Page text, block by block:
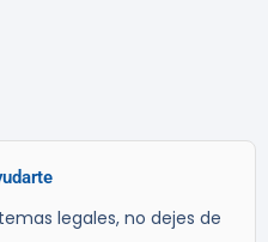
legales, no dejes de